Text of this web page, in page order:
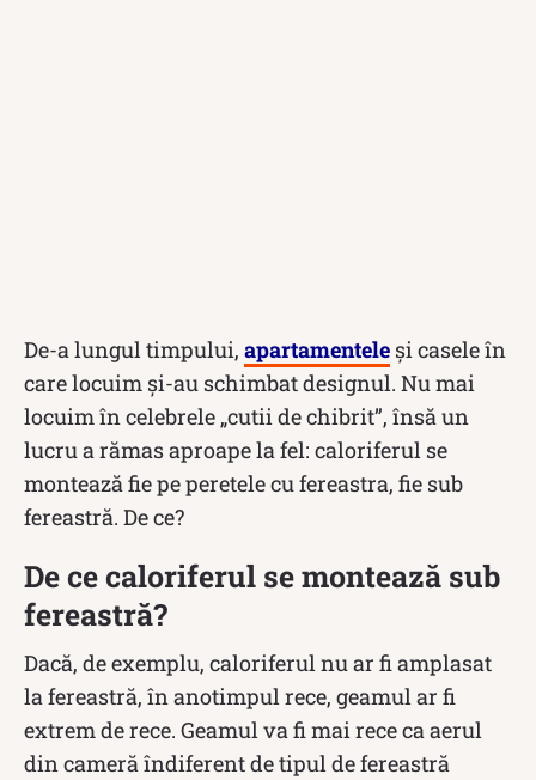
De-a lungul timpului, apartamentele și casele în
care locuim și-au schimbat designul. Nu mai
locuim în celebrele „cutii de chibrit”, însă un
lucru a rămas aproape la fel: caloriferul se
montează fie pe peretele cu fereastra, fie sub
fereastră. De ce?
De ce caloriferul se montează sub
fereastră?
Dacă, de exemplu, caloriferul nu ar fi amplasat
la fereastră, în anotimpul rece, geamul ar fi
extrem de rece. Geamul va fi mai rece ca aerul
din cameră îndiferent de tipul de fereastră